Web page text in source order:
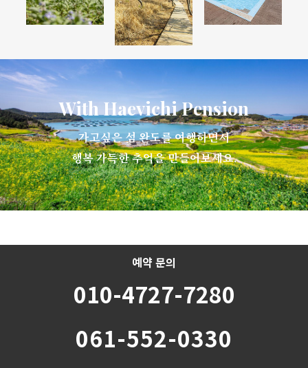
With Haevichi Pension
가고싶은 섬 완도를 여행하면서
행복 가득한 추억을 만들어보세요.
예약 문의
010-4727-7280
061-552-0330